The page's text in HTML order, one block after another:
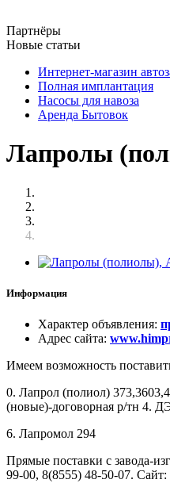
Партнёры
Новые статьи
Интернет-магазин
Полная имплантация
Насосы для навоза
Аренда Бытовок
Лапролы
Информация
Характер объявления:
Адрес сайта:
Имеем возможность
0. Лапрол (полиол)
(новые)-договорная р/тн 4.
6. Лапромол 294
Прямые поставки с завода-
99-00, 8(8555) 48-50-07.